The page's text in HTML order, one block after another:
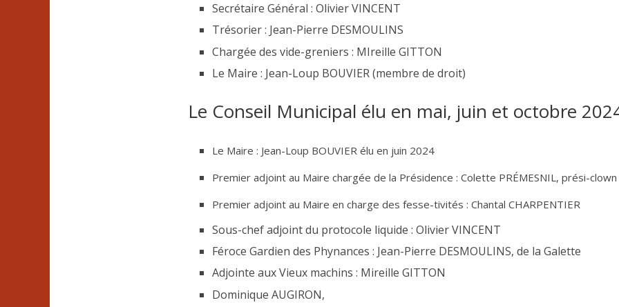
Secrétaire Général : Olivier VINCENT
Trésorier : Jean-Pierre DESMOULINS
Chargée des vide-greniers : MIreille GITTON
Le Maire : Jean-Loup BOUVIER (membre de droit)
Le Conseil Municipal élu en mai, juin et octobre
Le Maire : Jean-Loup BOUVIER élu en juin 2024
Premier adjoint au Maire chargée de la Présidence : Colette PRÉMESNIL, prési-clown
Premier adjoint au Maire en charge des fesse-tivités : Chantal CHARPENTIER
Sous-chef adjoint du protocole liquide : Olivier VINCENT
Féroce Gardien des Phynances : Jean-Pierre DESMOULINS, de la Galette
Adjointe aux Vieux machins : Mireille GITTON
Dominique AUGIRON,